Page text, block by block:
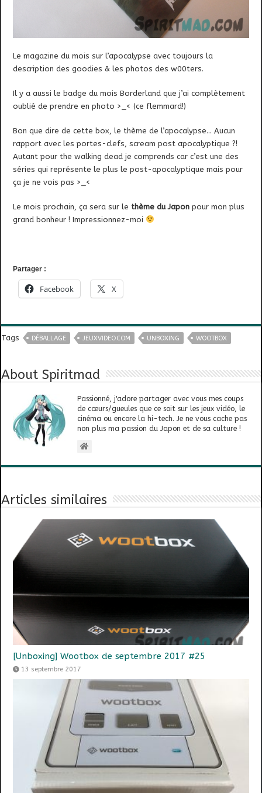
Le magazine du mois sur l’apocalypse avec toujours la
description des goodies & les photos des w00ters.
Il y a aussi le badge du mois Borderland que j’ai complètement
oublié de prendre en photo >_< (ce flemmard!)
Bon que dire de cette box, le thème de l’apocalypse… Aucun
rapport avec les portes-clefs, scream post apocalyptique ?!
Autant pour the walking dead je comprends car c’est une des
séries qui représente le plus le post-apocalyptique mais pour
ça je ne vois pas >_<
Le mois prochain, ça sera sur le thème du Japon pour mon plus
grand bonheur ! Impressionnez-moi
Partager :
Facebook X
Tags DÉBALLAGE JEUXVIDEO.COM UNBOXING WOOTBOX
About Spiritmad
Passionné, j'adore partager avec vous mes coups
de cœurs/gueules que ce soit sur les jeux vidéo, le
cinéma ou encore la hi-tech. Je ne vous cache pas
non plus ma passion du Japon et de sa culture !
Articles similaires
[Unboxing] Wootbox de septembre 2017 #25
13 septembre 2017